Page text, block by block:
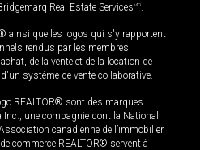
Real Estate ServicesMD
ainsi que les logos qui s'y rapportent
rendus par les membres
de la vente et de la location de
système de vente collaborative.
REALTOR® sont des marques
Inc., une compagnie dont la National
canadienne de l’immobilier
commerce REALTOR® servent à